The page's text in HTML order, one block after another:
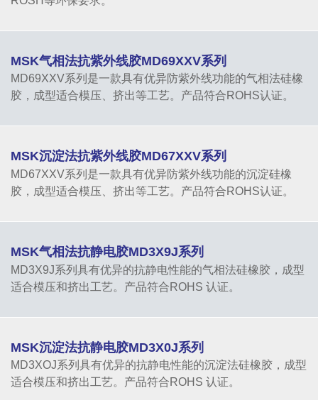
MSK气相法抗紫外线胶MD69XXV系列
MD69XXV系列是一款具有优异防紫外线功能的气相法硅橡
胶，成型适合模压、挤出等工艺。产品符合ROHS认证。
MSK沉淀法抗紫外线胶MD67XXV系列
MD67XXV系列是一款具有优异防紫外线功能的沉淀硅橡
胶，成型适合模压、挤出等工艺。产品符合ROHS认证。
MSK气相法抗静电胶MD3X9J系列
MD3X9J系列具有优异的抗静电性能的气相法硅橡胶，成型
适合模压和挤出工艺。产品符合ROHS 认证。
MSK沉淀法抗静电胶MD3X0J系列
MD3XOJ系列具有优异的抗静电性能的沉淀法硅橡胶，成型
适合模压和挤出工艺。产品符合ROHS 认证。